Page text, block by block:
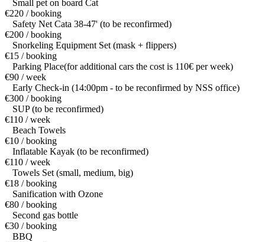
Small pet on board Cat
€220 / booking
Safety Net Cata 38-47' (to be reconfirmed)
€200 / booking
Snorkeling Equipment Set (mask + flippers)
€15 / booking
Parking Place(for additional cars the cost is 110€ per week)
€90 / week
Early Check-in (14:00pm - to be reconfirmed by NSS office)
€300 / booking
SUP (to be reconfirmed)
€110 / week
Beach Towels
€10 / booking
Inflatable Kayak (to be reconfirmed)
€110 / week
Towels Set (small, medium, big)
€18 / booking
Sanification with Ozone
€80 / booking
Second gas bottle
€30 / booking
BBQ